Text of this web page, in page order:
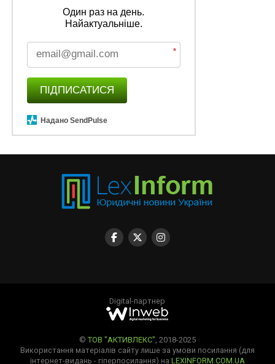
Один раз на день.
Найактуальніше.
*
ПІДПИСАТИСЯ
Надано SendPulse
Digital-партнер
© ТОВ "АКТИВЛЕКС" , 2018-2025
Використання матеріалів сайту лише за умови посилання (для
інтернет-видань - гіперпосилання) на LEXINFORM.COM.UA